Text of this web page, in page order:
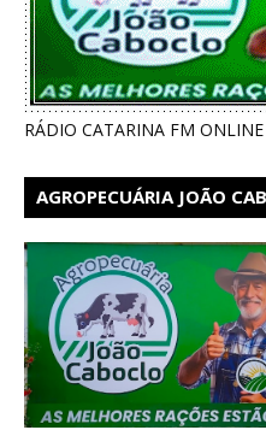
RÁDIO CATARINA FM ONLINE
AGROPECUÁRIA JOÃO